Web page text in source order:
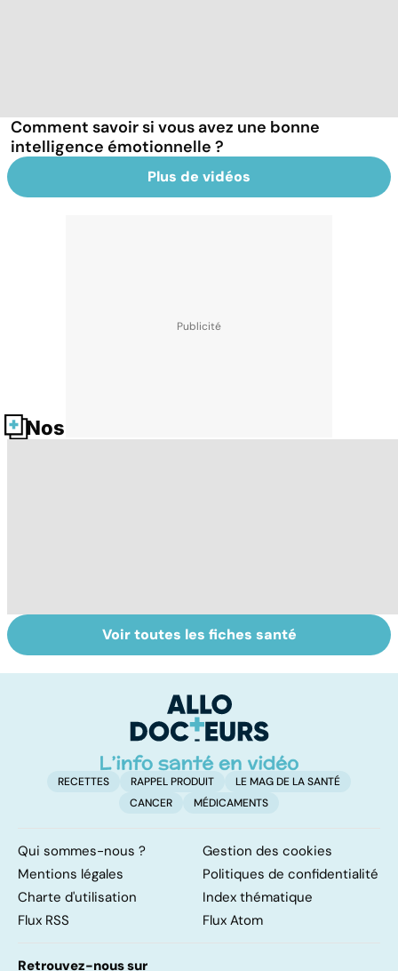
Comment savoir si vous avez une bonne
intelligence émotionnelle ?
Plus de vidéos
Nos fiches santé
Violences
sexuelles :
Vivre après un
cancer
Voir toutes les fiches santé
RECETTES RAPPEL PRODUIT
LE MAG DE LA SANTÉ
CANCER
MÉDICAMENTS
Qui sommes-nous ?
Gestion des cookies
Mentions légales
Politiques de confidentialité
Charte d'utilisation
Index thématique
Flux RSS
Flux Atom
Retrouvez-nous sur